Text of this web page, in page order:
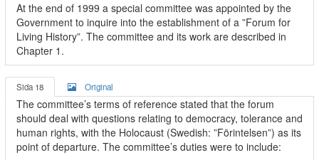
At the end of 1999 a special committee was appointed by the
Government to inquire into the establishment of a ”Forum for
Living History”. The committee and its work are described in
Chapter 1.
Sida 18 Original
The committee’s terms of reference stated that the forum
should deal with questions relating to democracy, tolerance and
human rights, with the Holocaust (Swedish: ”Förintelsen”) as its
point of departure. The committee’s duties were to include: